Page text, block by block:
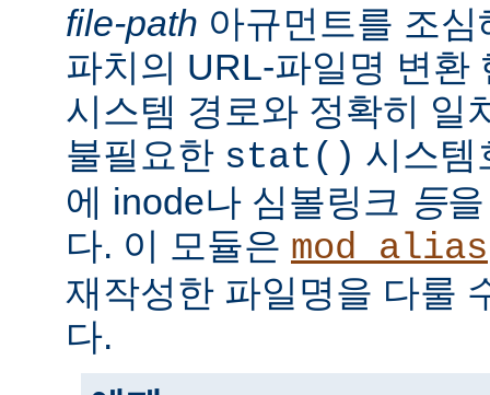
file-path 아규먼트를 조
파치의 URL-파일명 변환
시스템 경로와 정확히 일
불필요한 stat() 시스템
에 inode나 심볼링크 등
다. 이 모듈은 mod_alias
재작성한 파일명을 다룰
다.